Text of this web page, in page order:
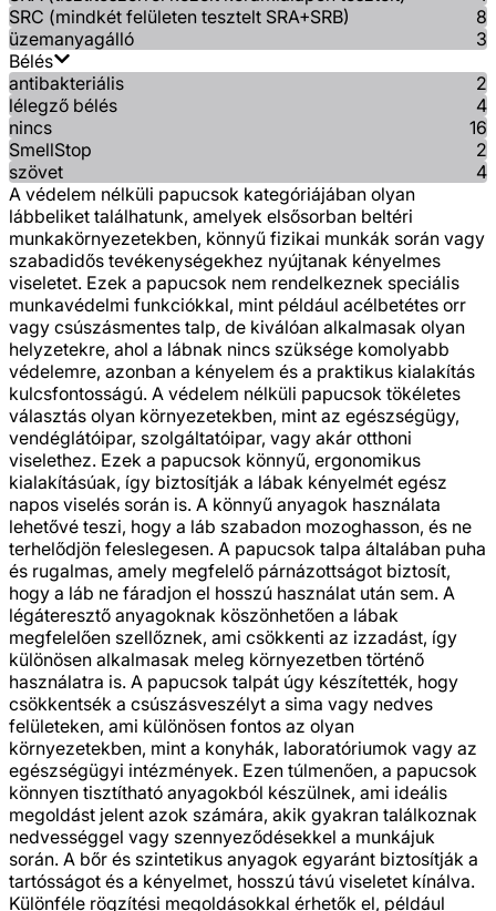
SRC (mindkét felületen tesztelt SRA+SRB)
8
üzemanyagálló
3
Bélés
antibakteriális
2
lélegző bélés
4
nincs
16
SmellStop
2
szövet
4
A védelem nélküli papucsok kategóriájában olyan
lábbeliket találhatunk, amelyek elsősorban beltéri
munkakörnyezetekben, könnyű fizikai munkák során vagy
szabadidős tevékenységekhez nyújtanak kényelmes
viseletet. Ezek a papucsok nem rendelkeznek speciális
munkavédelmi funkciókkal, mint például acélbetétes orr
vagy csúszásmentes talp, de kiválóan alkalmasak olyan
helyzetekre, ahol a lábnak nincs szüksége komolyabb
védelemre, azonban a kényelem és a praktikus kialakítás
kulcsfontosságú. A védelem nélküli papucsok tökéletes
választás olyan környezetekben, mint az egészségügy,
vendéglátóipar, szolgáltatóipar, vagy akár otthoni
viselethez. Ezek a papucsok könnyű, ergonomikus
kialakításúak, így biztosítják a lábak kényelmét egész
napos viselés során is. A könnyű anyagok használata
lehetővé teszi, hogy a láb szabadon mozoghasson, és ne
terhelődjön feleslegesen. A papucsok talpa általában puha
és rugalmas, amely megfelelő párnázottságot biztosít,
hogy a láb ne fáradjon el hosszú használat után sem. A
légáteresztő anyagoknak köszönhetően a lábak
megfelelően szellőznek, ami csökkenti az izzadást, így
különösen alkalmasak meleg környezetben történő
használatra is. A papucsok talpát úgy készítették, hogy
csökkentsék a csúszásveszélyt a sima vagy nedves
felületeken, ami különösen fontos az olyan
környezetekben, mint a konyhák, laboratóriumok vagy az
egészségügyi intézmények. Ezen túlmenően, a papucsok
könnyen tisztítható anyagokból készülnek, ami ideális
megoldást jelent azok számára, akik gyakran találkoznak
nedvességgel vagy szennyeződésekkel a munkájuk
során. A bőr és szintetikus anyagok egyaránt biztosítják a
tartósságot és a kényelmet, hosszú távú viseletet kínálva.
Különféle rögzítési megoldásokkal érhetők el, például